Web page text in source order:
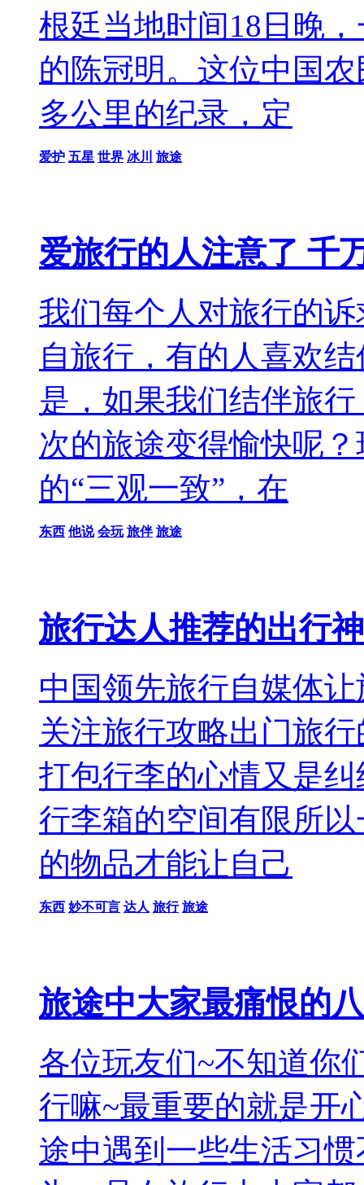
根廷当地时间18日晚
的陈冠明。这位中国
多公里的纪录，定
爱护 五星 世界 冰川 旅途
爱旅行的人注意了 千
我们每个人对旅行的
自旅行，有的人喜欢
是，如果我们结伴旅
次的旅途变得愉快呢
的“三观一致”，在
东西 他说 会玩 旅伴 旅途
旅行达人推荐的出行
中国领先旅行自媒体
关注旅行攻略出门旅
打包行李的心情又是
行李箱的空间有限所
的物品才能让自己
东西 妙不可言 达人 旅行 旅途
旅途中大家最痛恨的
各位玩友们~不知道你
行嘛~最重要的就是开
途中遇到一些生活习